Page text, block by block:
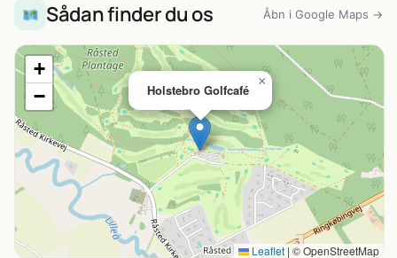
Sådan finder du os Åbn i Google Maps →
Holstebro Golfcafé
×
+
−
Leaflet|© OpenStreetMap